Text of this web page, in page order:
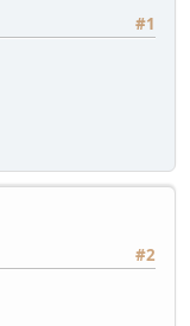
#1
#2